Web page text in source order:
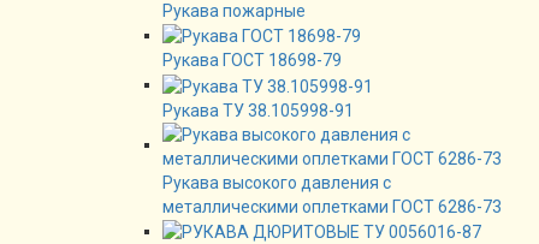
Рукава пожарные
Рукава ГОСТ 18698-79
Рукава ТУ 38.105998-91
Рукава высокого давления с
металлическими оплетками ГОСТ 6286-73